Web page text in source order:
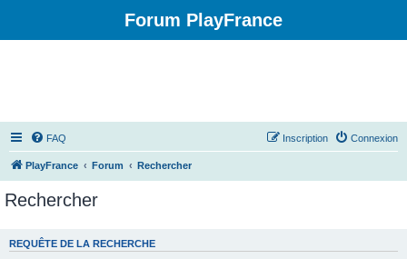
Forum PlayFrance
FAQ Connexion
Inscription
PlayFrance Forum Rechercher
Rechercher
REQUÊTE DE LA RECHERCHE